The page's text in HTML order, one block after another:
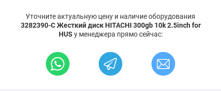
Уточните актуальную цену и наличие оборудования
3282390-C Жесткий диск HITACHI 300gb 10k 2.5inch for
HUS у менеджера прямо сейчас: